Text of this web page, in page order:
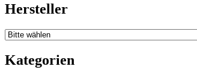
Hersteller
Kategorien